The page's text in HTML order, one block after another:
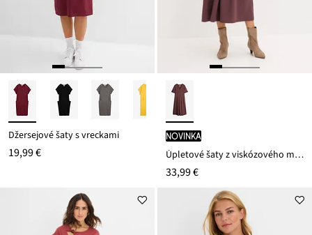
Džersejové šaty s vreckami
19,99 €
novinka
Úpletové šaty z viskózového mixu
33,99 €